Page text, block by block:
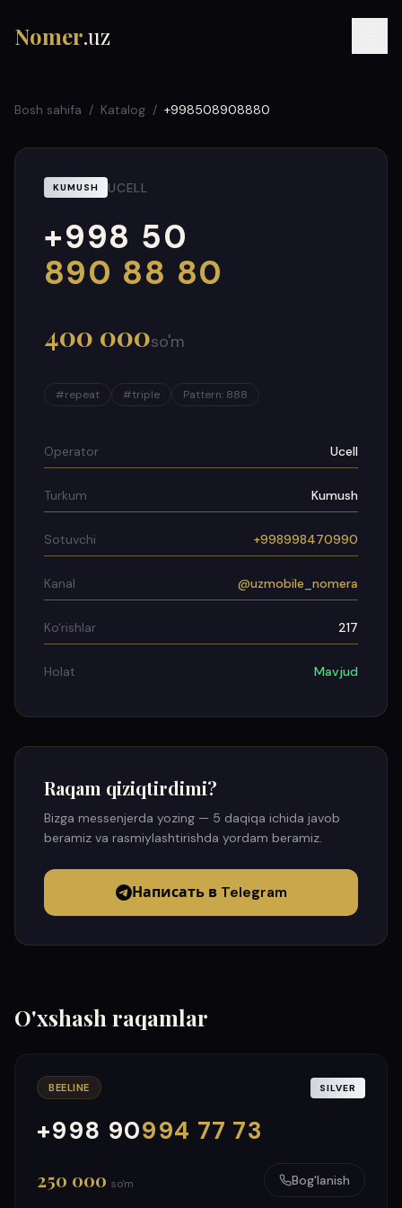
Nomer.uz
UZ УЗ
Bosh sahifa / Katalog / +998508908880
KUMUSH UCELL
+998 50
890 88 80
000
999
400 000so'm
#repeat #triple Pattern: 888
Operator Ucell
Turkum Kumush
Sotuvchi +998998470990
Kanal @uzmobile_nomera
Ko'rishlar 217
Holat Mavjud
Raqam qiziqtirdimi?
Bizga messenjerda yozing — 5 daqiqa ichida javob
beramiz va rasmiylashtirishda yordam beramiz.
Написать в Telegram
O'xshash raqamlar
BEELINE SILVER
+998 90994 77 73
000
999
250 000 so'm Bog'lanish